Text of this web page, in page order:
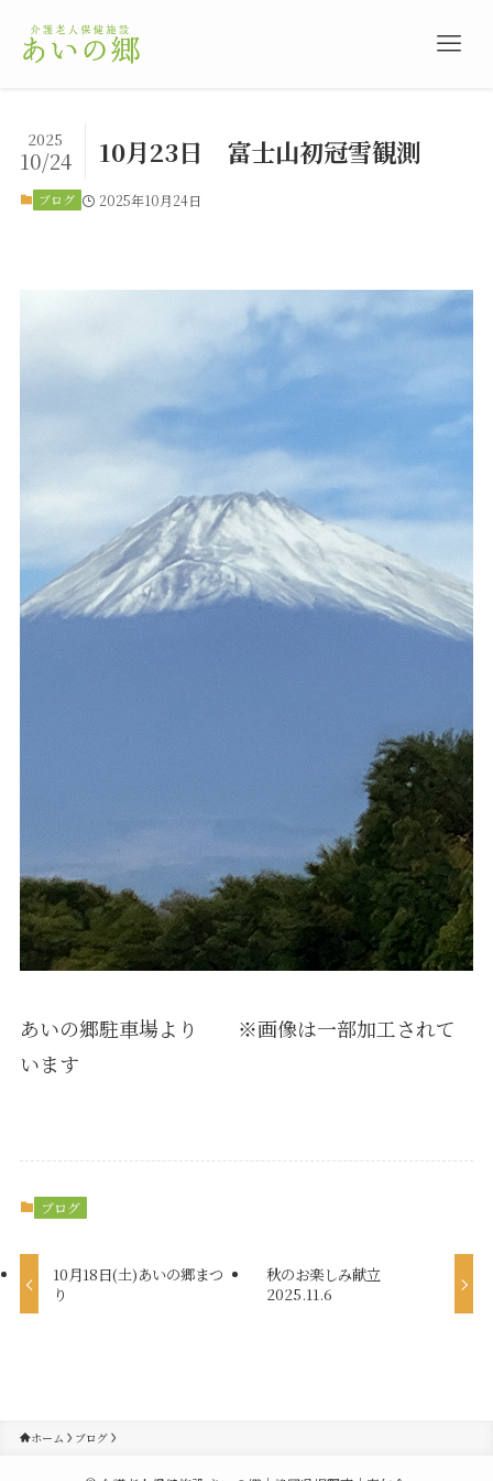
10月23日 富士山初冠雪観測
2025
10/24
ブログ 2025年10月24日
あいの郷駐車場より ※画像は一部加工されて
います
ブログ
10月18日(土)あいの郷まつ
り
秋のお楽しみ献立
2025.11.6
ホーム ブログ